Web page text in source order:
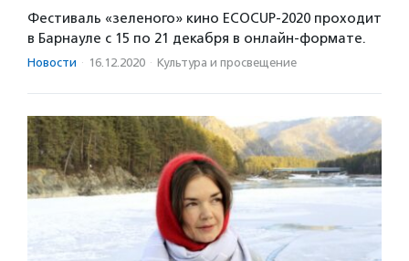
Фестиваль «зеленого» кино EСОCUP-2020 проходит
в Барнауле с 15 по 21 декабря в онлайн-формате.
Новости · 16.12.2020 · Культура и просвещение